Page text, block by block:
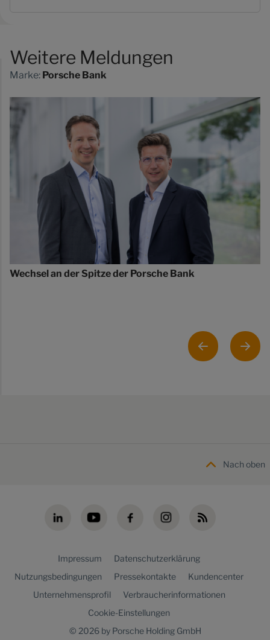
Weitere Meldungen
Marke: Porsche Bank
Wechsel an der Spitze der Porsche Bank
Nach oben
Impressum
Datenschutzerklärung
Nutzungsbedingungen
Pressekontakte
Kundencenter
Unternehmensprofil
Verbraucherinformationen
Cookie-Einstellungen
© 2026 by Porsche Holding GmbH